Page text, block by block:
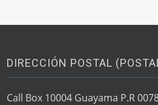
DIRECCIÓN POSTAL
Call Box 10004 Guayama P.R